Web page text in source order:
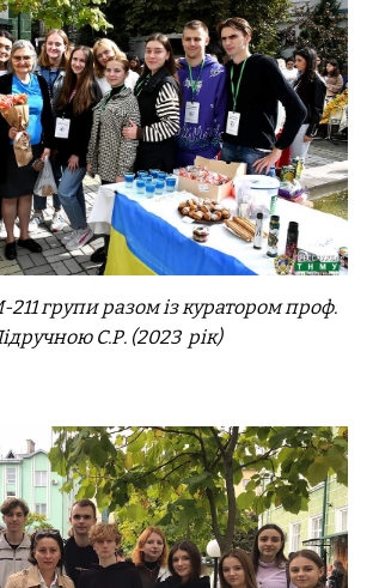
211групи разом із кураторомпроф.
С.Р. (2023 рік)